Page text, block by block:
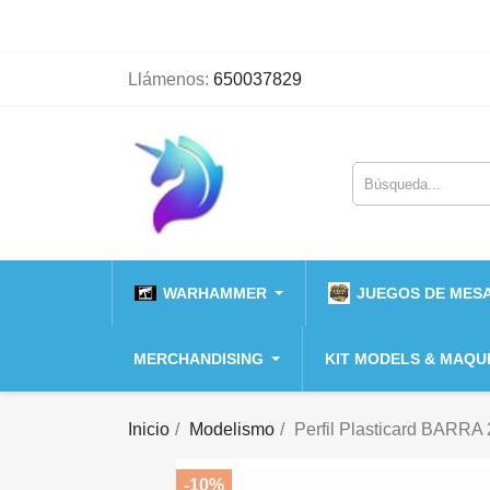
Llámenos: 650037829
WARHAMMER JUEGOS DE
MERCHANDISING KIT MODELS &
Inicio Modelismo Perfil Plasticard BARRA
-10%